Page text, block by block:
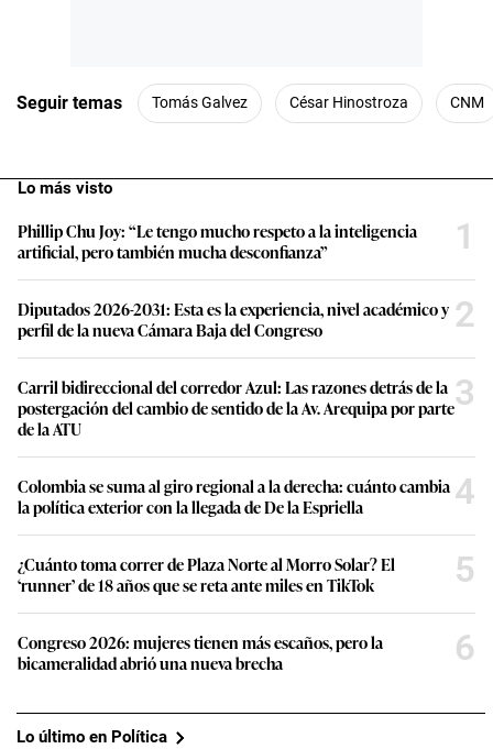
Seguir temas Tomás Galvez César Hinostroza CNM
Lo más visto
Phillip Chu Joy: “Le tengo mucho respeto a la inteligencia
artificial, pero también mucha desconfianza”
1
Diputados 2026-2031: Esta es la experiencia, nivel académico y
perfil de la nueva Cámara Baja del Congreso
2
Carril bidireccional del corredor Azul: Las razones detrás de la
postergación del cambio de sentido de la Av. Arequipa por parte
de la ATU
3
Colombia se suma al giro regional a la derecha: cuánto cambia
la política exterior con la llegada de De la Espriella
4
¿Cuánto toma correr de Plaza Norte al Morro Solar? El
‘runner’ de 18 años que se reta ante miles en TikTok
5
Congreso 2026: mujeres tienen más escaños, pero la
bicameralidad abrió una nueva brecha
6
Lo último en Política